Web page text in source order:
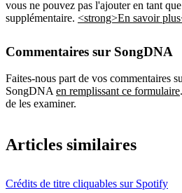
vous ne pouvez pas l'ajouter en tant
supplémentaire. <strong>En savoir
Commentaires sur SongDNA
Faites-nous part de vos commentaires
SongDNA en remplissant ce formulaire
de les examiner.
Articles similaires
Crédits de titre cliquables sur Spotify